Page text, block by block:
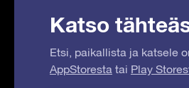
Katso
Etsi, paikallista ja katsele
AppStoresta tai Play